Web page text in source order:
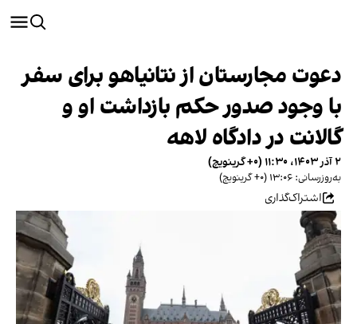
دعوت مجارستان از نتانیاهو برای سفر
با وجود صدور حکم بازداشت او و
گالانت در دادگاه لاهه
۲ آذر ۱۴۰۳، ۱۱:۳۰ (‎+۰ گرینویچ)
به‌روزرسانی: ۱۳:۰۶ (‎+۰ گرینویچ)
اشتراک‌گذاری